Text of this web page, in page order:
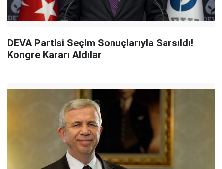
DEVA Partisi Seçim Sonuçlarıyla Sarsıldı!
Kongre Kararı Aldılar